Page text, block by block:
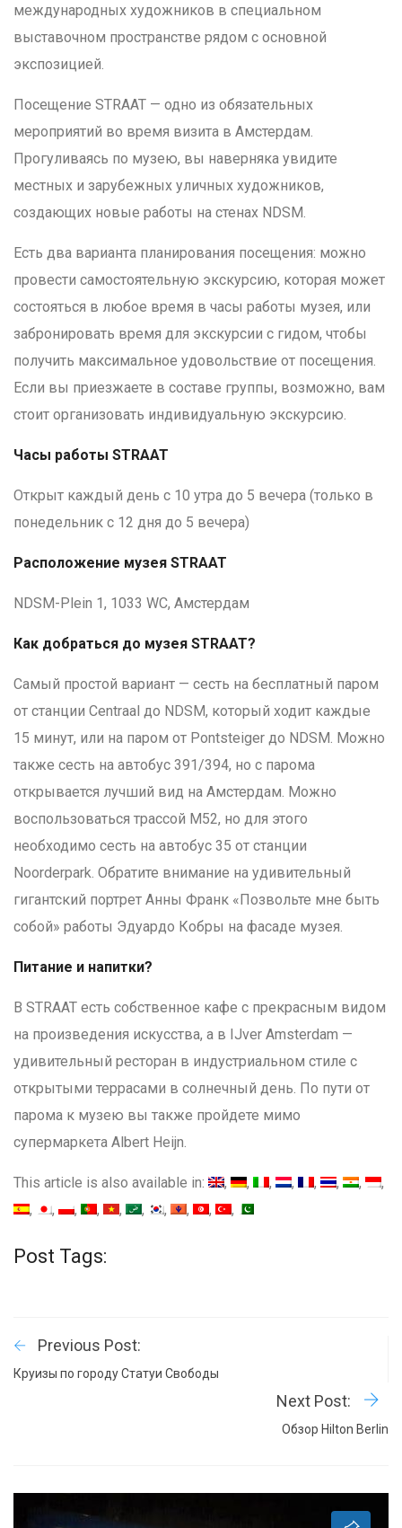
международных художников в специальном
выставочном пространстве рядом с основной
экспозицией.
Посещение STRAAT — одно из обязательных
мероприятий во время визита в Амстердам.
Прогуливаясь по музею, вы наверняка увидите
местных и зарубежных уличных художников,
создающих новые работы на стенах NDSM.
Есть два варианта планирования посещения: можно
провести самостоятельную экскурсию, которая может
состояться в любое время в часы работы музея, или
забронировать время для экскурсии с гидом, чтобы
получить максимальное удовольствие от посещения.
Если вы приезжаете в составе группы, возможно, вам
стоит организовать индивидуальную экскурсию.
Часы работы STRAAT
Открыт каждый день с 10 утра до 5 вечера (только в
понедельник с 12 дня до 5 вечера)
Расположение музея STRAAT
NDSM-Plein 1, 1033 WC, Амстердам
Как добраться до музея STRAAT?
Самый простой вариант — сесть на бесплатный паром
от станции Centraal до NDSM, который ходит каждые
15 минут, или на паром от Pontsteiger до NDSM. Можно
также сесть на автобус 391/394, но с парома
открывается лучший вид на Амстердам. Можно
воспользоваться трассой M52, но для этого
необходимо сесть на автобус 35 от станции
Noorderpark. Обратите внимание на удивительный
гигантский портрет Анны Франк «Позвольте мне быть
собой» работы Эдуардо Кобры на фасаде музея.
Питание и напитки?
В STRAAT есть собственное кафе с прекрасным видом
на произведения искусства, а в IJver Amsterdam —
удивительный ресторан в индустриальном стиле с
открытыми террасами в солнечный день. По пути от
парома к музею вы также пройдете мимо
супермаркета Albert Heijn.
This article is also available in:
Post Tags:
Previous Post:
Круизы по городу Статуи Свободы
Next Post:
Обзор Hilton Berlin